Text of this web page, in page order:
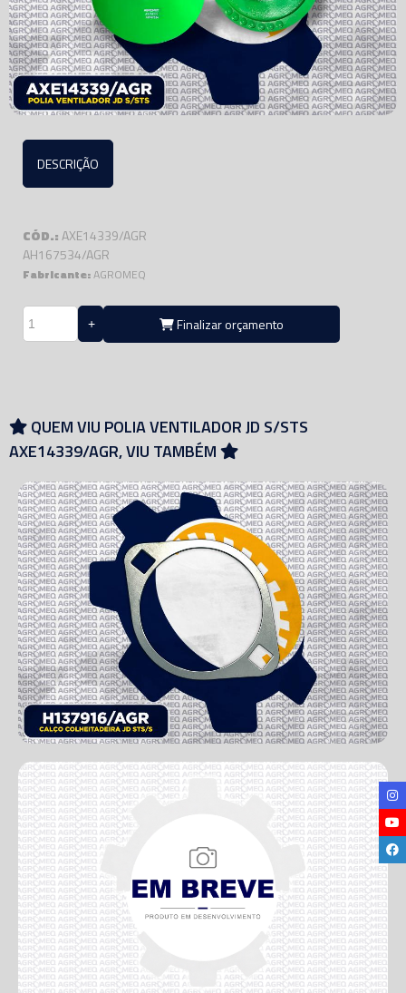
DESCRIÇÃO
CÓD.:AXE14339/AGR
AH167534/AGR
Fabricante:AGROMEQ
Finalizar orçamento
QUEM VIU POLIA VENTILADOR JD S/STS
AXE14339/AGR, VIU TAMBÉM